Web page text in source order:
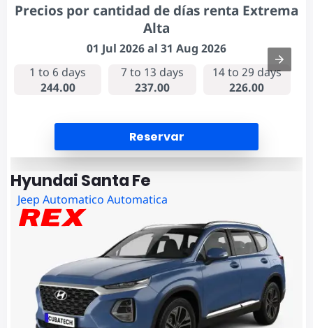
Precios por cantidad de días renta Extrema
Alta
01 Jul 2026 al 31 Aug 2026
1 to 6 days
244.00
7 to 13 days
237.00
14 to 29 days
226.00
Reservar
Hyundai Santa Fe
Jeep Automatico Automatica